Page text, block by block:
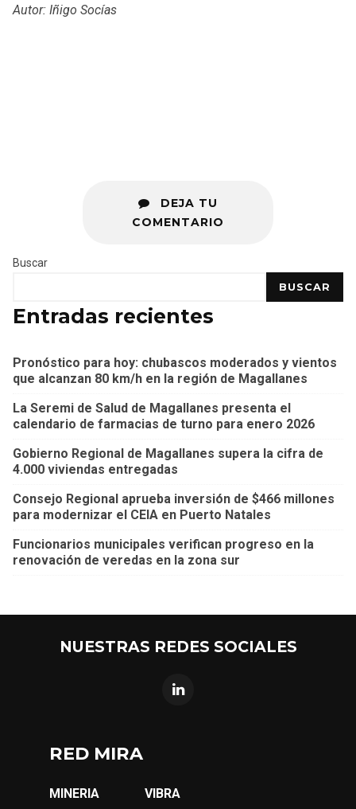
Autor: Iñigo Socías
DEJA TU
COMENTARIO
Buscar
BUSCAR
Entradas recientes
Pronóstico para hoy: chubascos moderados y vientos
que alcanzan 80 km/h en la región de Magallanes
La Seremi de Salud de Magallanes presenta el
calendario de farmacias de turno para enero 2026
Gobierno Regional de Magallanes supera la cifra de
4.000 viviendas entregadas
Consejo Regional aprueba inversión de $466 millones
para modernizar el CEIA en Puerto Natales
Funcionarios municipales verifican progreso en la
renovación de veredas en la zona sur
NUESTRAS REDES SOCIALES
RED MIRA
MINERIA
VIBRA